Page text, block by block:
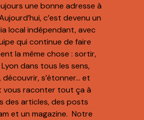
une bonne adresse à
c’est devenu un
local indépendant, avec
qui continue de faire
la même chose : sortir,
dans tous les sens,
s’étonner… et
vous raconter tout ça à
des articles, des posts
et un magazine. Notre